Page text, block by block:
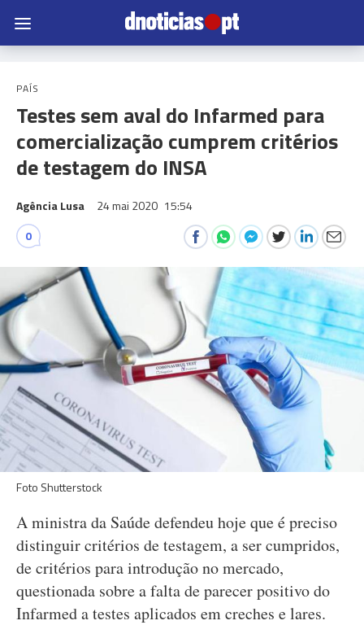
PAÍS
Testes sem aval do Infarmed para
comercialização cumprem critérios
de testagem do INSA
Agência Lusa 24 mai 2020 15:54
0
Foto Shutterstock
A ministra da Saúde defendeu hoje que é preciso
distinguir critérios de testagem, a ser cumpridos,
de critérios para introdução no mercado,
questionada sobre a falta de parecer positivo do
Infarmed a testes aplicados em creches e lares.